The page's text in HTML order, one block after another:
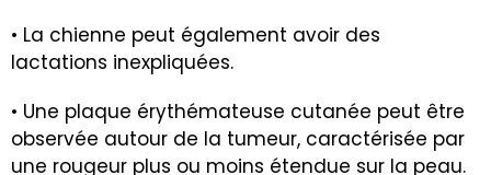
• La chienne peut également avoir des
lactations inexpliquées.
• Une plaque érythémateuse cutanée peut être
observée autour de la tumeur, caractérisée par
une rougeur plus ou moins étendue sur la peau.